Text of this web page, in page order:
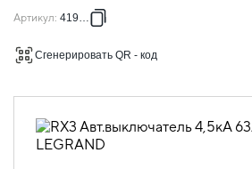
01.05 Модульное оборудование
ДРУГИЕ СЕРИИ
01.05.01 Модульные автоматические
01.05.01.03 Модульные
01.05.01.03.01 Автоматические
Артикул: 419714
Сгенерировать QR - код